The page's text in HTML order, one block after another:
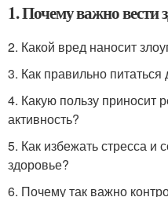
1. Почему важно вести
2. Какой вред наносит
3. Как правильно
4. Какую пользу приносит
активность?
5. Как избежать стресса и
здоровье?
6. Почему так важно